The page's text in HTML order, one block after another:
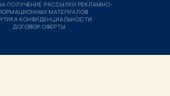
ПОЛУЧЕНИЕ РАССЫЛКИ РЕКЛАМНО-
МАТЕРИАЛОВ
КОНФИДЕНЦИАЛЬНОСТИ
ДОГОВОР ОФЕРТЫ